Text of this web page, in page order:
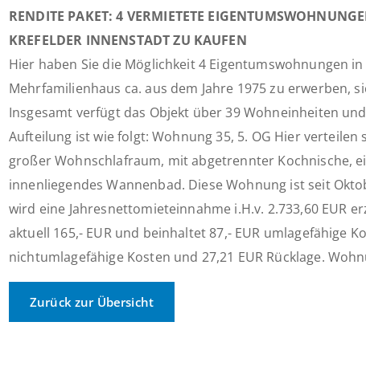
RENDITE PAKET: 4 VERMIETETE
KREFELDER INNENSTADT ZU KAUFEN
Hier haben Sie die Möglichkeit 4 Eigentumswohnungen
Mehrfamilienhaus ca. aus dem Jahre 1975 zu erwerben,
Insgesamt verfügt das Objekt über 39 Wohneinheiten
Aufteilung ist wie folgt: Wohnung 35, 5. OG Hier verteilen
großer Wohnschlafraum, mit abgetrennter Kochnische,
innenliegendes Wannenbad. Diese Wohnung ist seit
wird eine Jahresnettomieteinnahme i.H.v. 2.733,60 EUR
aktuell 165,- EUR und beinhaltet 87,- EUR umlagefähige
nichtumlagefähige Kosten und 27,21 EUR Rücklage.
Zurück zur Übersicht